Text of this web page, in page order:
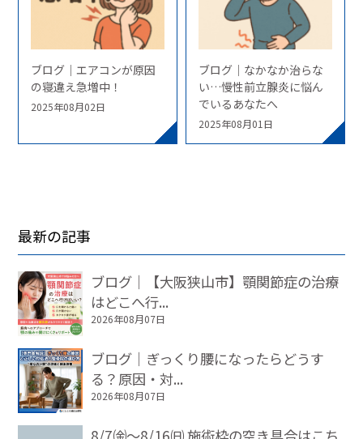
ブログ｜エアコンが原因
の寝違え急増中！
2025年08月02日
ブログ｜なかなか治らな
い…慢性前立腺炎に悩ん
でいるあなたへ
2025年08月01日
最新の記事
ブログ｜【大阪狭山市】顎関節症の治療
はどこへ行...
2026年08月07日
ブログ｜ぎっくり腰になったらどうす
る？原因・対...
2026年08月07日